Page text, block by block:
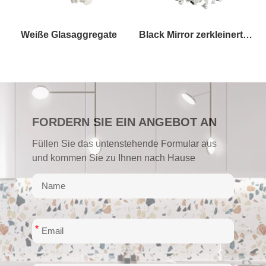
Weiße Glasaggregate Black Mirror zerkleinertes Glas
FORDERN SIE EIN ANGEBOT AN
Füllen Sie das untenstehende Formular aus
und kommen Sie zu Ihnen nach Hause
*